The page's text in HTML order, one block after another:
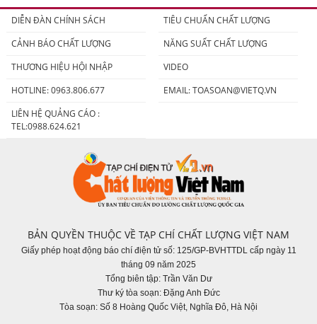
DIỄN ĐÀN CHÍNH SÁCH
TIÊU CHUẨN CHẤT LƯỢNG
CẢNH BÁO CHẤT LƯỢNG
NĂNG SUẤT CHẤT LƯỢNG
THƯƠNG HIỆU HỘI NHẬP
VIDEO
HOTLINE: 0963.806.677
EMAIL:TOASOAN@VIETQ.VN
LIÊN HỆ QUẢNG CÁO :
TEL:0988.624.621
BẢN QUYỀN THUỘC VỀ TẠP CHÍ CHẤT LƯỢNG VIỆT NAM
Giấy phép hoạt động báo chí điện tử số: 125/GP-BVHTTDL cấp ngày 11
tháng 09 năm 2025
Tổng biên tập: Trần Văn Dư
Thư ký tòa soạn: Đặng Anh Đức
Tòa soạn: Số 8 Hoàng Quốc Việt, Nghĩa Đô, Hà Nội